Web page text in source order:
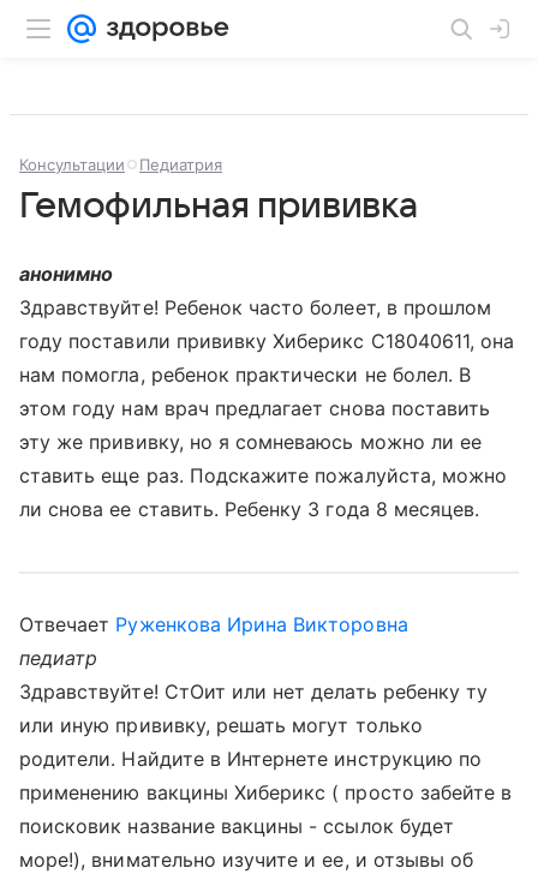
Консультации Педиатрия
Гемофильная прививка
анонимно
Здравствуйте! Ребенок часто болеет, в прошлом
году поставили прививку Хиберикс С18040611, она
нам помогла, ребенок практически не болел. В
этом году нам врач предлагает снова поставить
эту же прививку, но я сомневаюсь можно ли ее
ставить еще раз. Подскажите пожалуйста, можно
ли снова ее ставить. Ребенку 3 года 8 месяцев.
Отвечает Руженкова Ирина Викторовна
педиатр
Здравствуйте! СтОит или нет делать ребенку ту
или иную прививку, решать могут только
родители. Найдите в Интернете инструкцию по
применению вакцины Хиберикс ( просто забейте в
поисковик название вакцины - ссылок будет
море!), внимательно изучите и ее, и отзывы об